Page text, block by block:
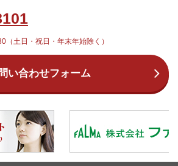
（土日・祝日・年末年始除く）
い合わせフォーム